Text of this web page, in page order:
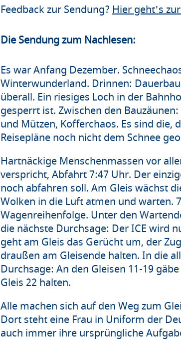
Feedback zur Sendung? Hier geht's
Die Sendung zum Nachlesen:
Es war Anfang Dezember.
Winterwunderland. Drinnen:
überall. Ein riesiges Loch in der
gesperrt ist. Zwischen den
und Mützen, Kofferchaos. Es sind
Reisepläne noch nicht dem Schnee
Hartnäckige Menschenmassen vor
verspricht, Abfahrt 7:47 Uhr. Der
noch abfahren soll. Am Gleis wächst
Wolken in die Luft atmen und warten.
Wagenreihenfolge. Unter den
die nächste Durchsage: Der ICE wird
geht am Gleis das Gerücht um, der
draußen am Gleisende halten. In die
Durchsage: An den Gleisen 11-19
Gleis 22 halten.
Alle machen sich auf den Weg zum
Dort steht eine Frau in Uniform der
auch immer ihre ursprüngliche